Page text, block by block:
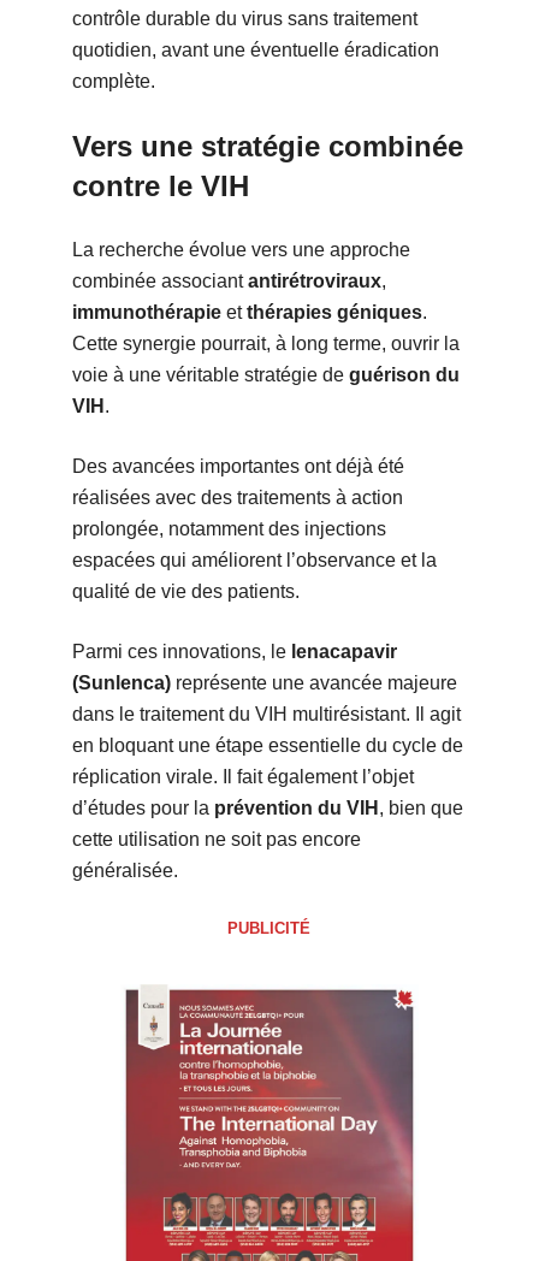
contrôle durable du virus sans traitement
quotidien, avant une éventuelle éradication
complète.
Vers une stratégie combinée
contre le VIH
La recherche évolue vers une approche
combinée associantantirétroviraux,
immunothérapieetthérapies géniques.
Cette synergie pourrait, à long terme, ouvrir la
voie à une véritable stratégie de guérison du
VIH .
Des avancées importantes ont déjà été
réalisées avec des traitements à action
prolongée, notamment des injections
espacées qui améliorent l’observance et la
qualité de vie des patients.
Parmi ces innovations, le lenacapavir
(Sunlenca)représente une avancée majeure
dans le traitement du VIH multirésistant. Il agit
en bloquant une étape essentielle du cycle de
réplication virale. Il fait également l’objet
d’études pour la prévention du VIH , bien que
cette utilisation ne soit pas encore
généralisée.
PUBLICITÉ